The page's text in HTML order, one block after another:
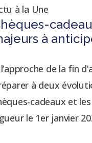
à la Une
à
de la fin
à deux
cadeaux et
le 1er janvier